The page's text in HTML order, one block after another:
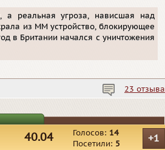
реальная угроза, нависшая над
из ММ устройство, блокирующее
в Британии начался с уничтожения
23 отзыва
+1
Голосов: 14
Посетили: 5
40.04